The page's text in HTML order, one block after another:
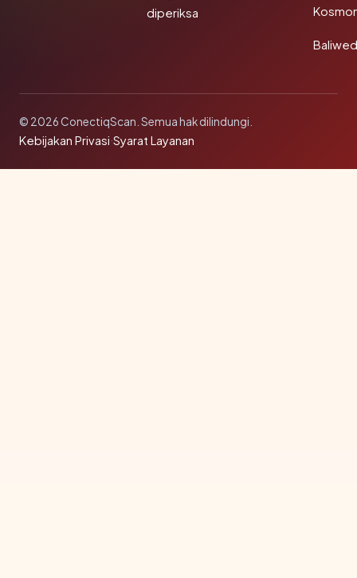
diperiksa
© 2026 ConectiqScan. Semua hak dilindungi.
Kebijakan Privasi·Syarat Layanan